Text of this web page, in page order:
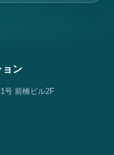
ン
号 前橋ビル2F